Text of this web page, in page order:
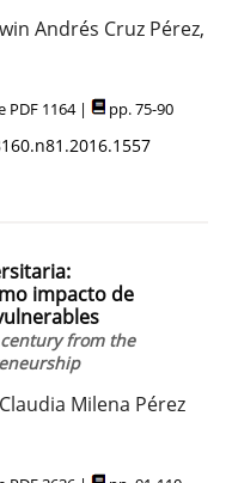
Andrés Cruz Pérez,
PDF 1164 | pp. 75-90
impacto de
from the
Milena Pérez